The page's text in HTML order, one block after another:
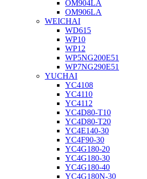
OM904LA
OM906LA
WEICHAI
WD615
WP10
WP12
WP5NG200E51
WP7NG290E51
YUCHAI
YC4108
YC4110
YC4112
YC4D80-T10
YC4D80-T20
YC4E140-30
YC4F90-30
YC4G180-20
YC4G180-30
YC4G180-40
YC4G180N-30